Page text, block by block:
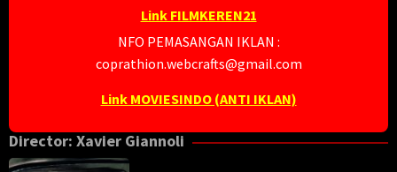
Link FILMKEREN21
NFO PEMASANGAN IKLAN :
coprathion.webcrafts@gmail.com
Link MOVIESINDO (ANTI IKLAN)
Director: Xavier Giannoli